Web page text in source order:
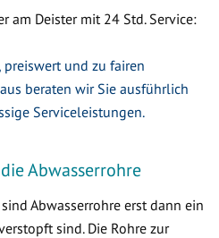
am Deister mit 24 Std. Service:
und zu fairen
beraten wir Sie ausführlich
Serviceleistungen.
Abwasserrohre
Abwasserrohre erst dann ein
sind. Die Rohre zur